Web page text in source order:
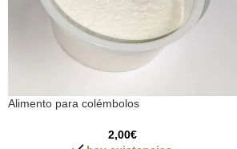
Alimento para colémbolos
2,00€